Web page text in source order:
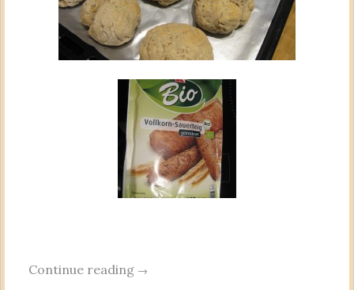
Continue reading →